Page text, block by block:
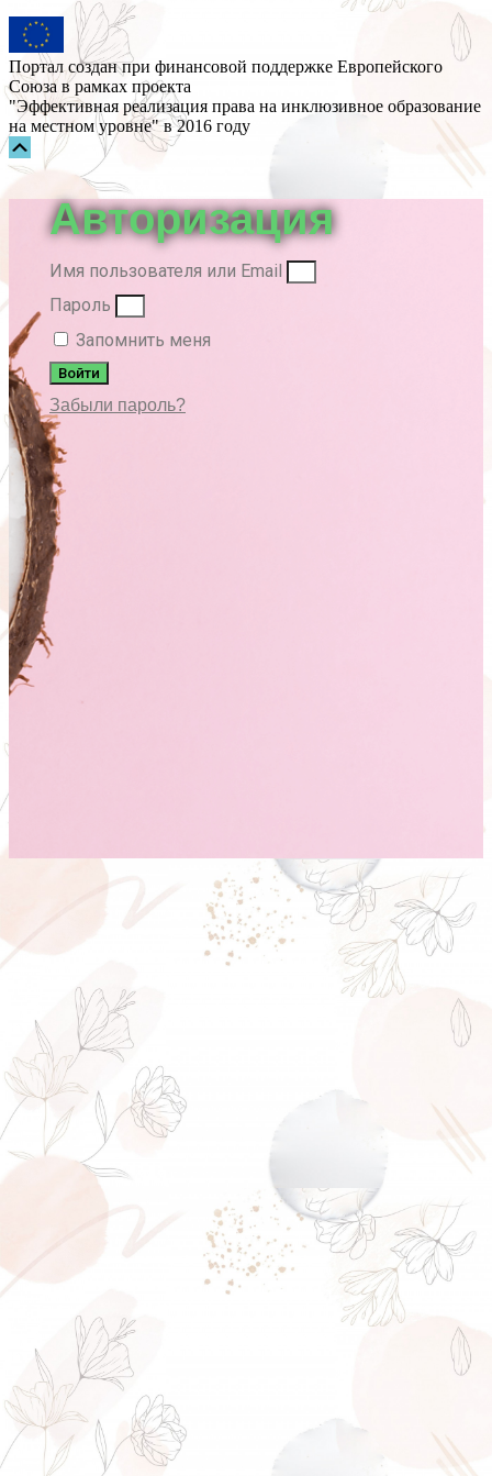
Портал создан при финансовой поддержке Европейского
Союза в рамках проекта
"Эффективная реализация права на инклюзивное образование
на местном уровне" в 2016 году
Прокрутка
вверх
Авторизация
Имя пользователя или Email
Пароль
Запомнить меня
Войти
Забыли пароль?